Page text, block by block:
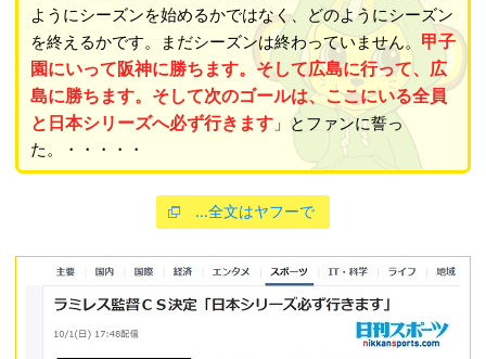
ようにシーズンを始めるかではなく、どのようにシーズン
を終えるかです。まだシーズンは終わっていません。 甲子
園にいって阪神に勝ちます。そして広島に行って、広
島に勝ちます。そして次のゴールは、ここにいる全員
と日本シリーズへ必ず行きます」とファンに誓っ
た。・・・・・
…全文はヤフーで